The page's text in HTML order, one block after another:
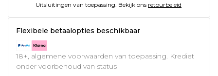
Uitsluitingen van toepassing. Bekijk ons retourbeleid
Flexibele betaalopties beschikbaar
18+, algemene voorwaarden van toepassing. Krediet
onder voorbehoud van status